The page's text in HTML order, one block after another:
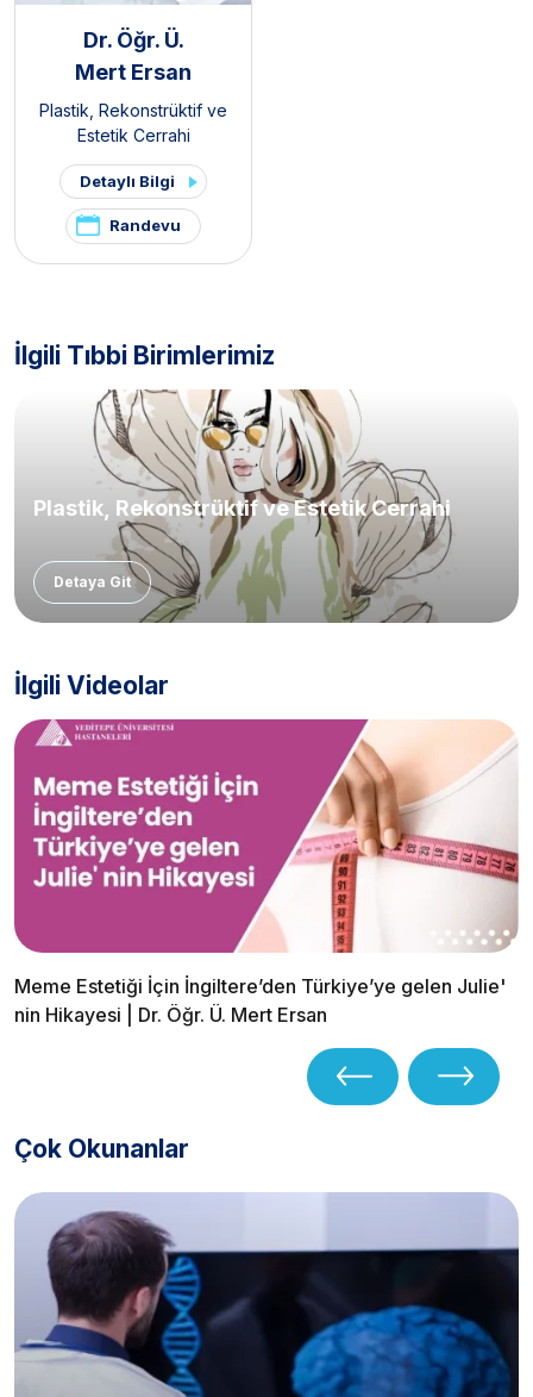
Dr. Öğr. Ü.
Mert Ersan
Plastik, Rekonstrüktif ve
Estetik Cerrahi
Detaylı Bilgi
Randevu
İlgili Tıbbi Birimlerimiz
Plastik, Rekonstrüktif ve Estetik Cerrahi
Detaya Git
İlgili Videolar
Meme Estetiği İçin İngiltere’den Türkiye’ye gelen Julie'
nin Hikayesi | Dr. Öğr. Ü. Mert Ersan
Çok Okunanlar